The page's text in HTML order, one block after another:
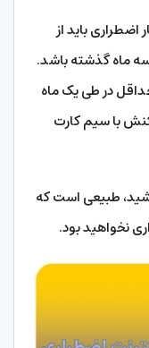
باید از
ماه گذشته باشد.
در طی یک ماه
تراکنش با سیم کارت
طبیعی است که
نخواهید بود.